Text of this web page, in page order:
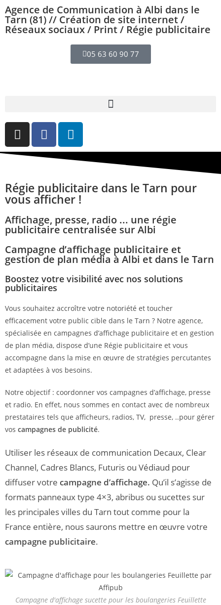
Agence de Communication à Albi dans le
Tarn (81) // Création de site internet /
Réseaux sociaux / Print / Régie publicitaire
05 63 60 90 77
Régie publicitaire dans le Tarn pour
vous afficher !
Affichage, presse, radio ... une régie
publicitaire centralisée sur Albi
Campagne d’affichage publicitaire et
gestion de plan média à Albi et dans le Tarn
Boostez votre visibilité avec nos solutions
publicitaires
Vous souhaitez accroître votre notoriété et toucher
efficacement votre public cible dans le Tarn ? Notre agence,
spécialisée en campagnes d’affichage publicitaire et en gestion
de plan média, dispose d’une Régie publicitaire et vous
accompagne dans la mise en œuvre de stratégies percutantes
et adaptées à vos besoins.
Notre objectif : coordonner vos campagnes d’affichage, presse
et radio. En effet, nous sommes en contact avec de nombreux
prestataires tels que afficheurs, radios, TV, presse, ..pour gérer
vos campagnes de publicité.
Utiliser les réseaux de communication Decaux, Clear
Channel, Cadres Blancs, Futuris ou Védiaud pour
diffuser votre campagne d’affichage. Qu’il s’agisse de
formats panneaux type 4×3, abribus ou sucettes sur
les principales villes du Tarn tout comme pour la
France entière, nous saurons mettre en œuvre votre
campagne publicitaire.
Campagne d'affichage sucette pour les boulangeries Feuillette